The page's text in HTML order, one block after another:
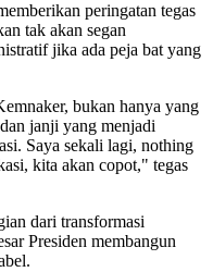
peringatan tegas
tak akan segan
jika ada peja bat yang
bukan hanya yang
janji yang menjadi
Saya sekali lagi, nothing
kita akan copot," tegas
dari transformasi
Presiden membangun